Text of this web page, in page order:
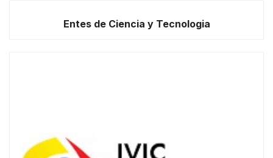
Entes de Ciencia y Tecnologia